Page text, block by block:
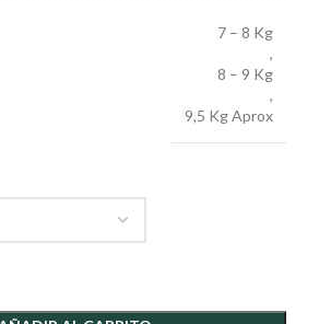
7 – 8 Kg
,
8 – 9 Kg
,
9,5 Kg Aprox